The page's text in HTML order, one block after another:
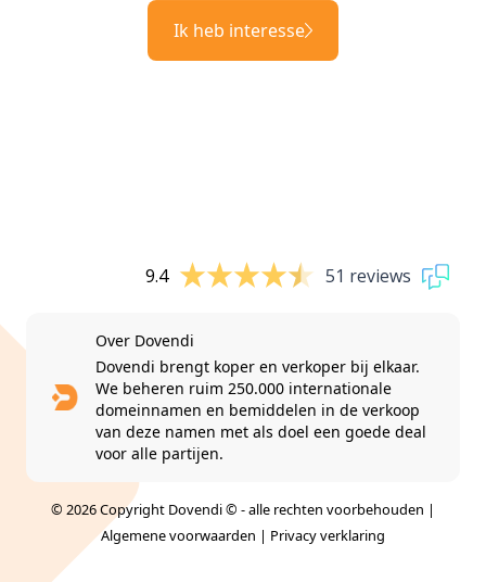
Ik heb interesse
9.4 51 reviews
Over Dovendi
Dovendi brengt koper en verkoper bij elkaar.
We beheren ruim 250.000 internationale
domeinnamen en bemiddelen in de verkoop
van deze namen met als doel een goede deal
voor alle partijen.
© 2026 Copyright Dovendi © - alle rechten voorbehouden |
Algemene voorwaarden | Privacy verklaring